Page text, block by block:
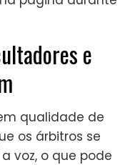
e
qualidade de
os árbitros se
voz, o que pode